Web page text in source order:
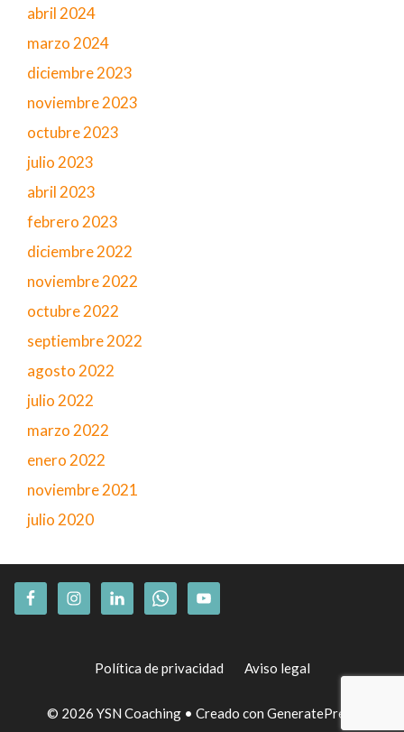
abril 2024
marzo 2024
diciembre 2023
noviembre 2023
octubre 2023
julio 2023
abril 2023
febrero 2023
diciembre 2022
noviembre 2022
octubre 2022
septiembre 2022
agosto 2022
julio 2022
marzo 2022
enero 2022
noviembre 2021
julio 2020
Política de privacidad Aviso legal
© 2026 YSN Coaching• Creado con GeneratePress